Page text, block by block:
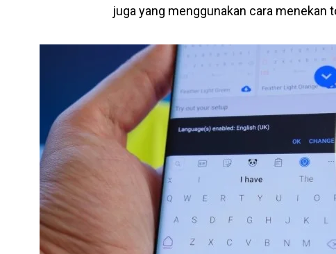
juga yang menggunakan cara menekan